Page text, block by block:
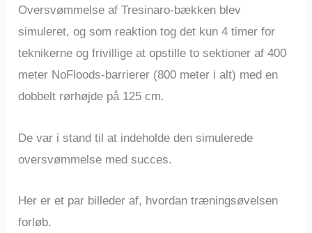
Oversvømmelse af Tresinaro-bækken blev
simuleret, og som reaktion tog det kun 4 timer for
teknikerne og frivillige at opstille to sektioner af 400
meter NoFloods-barrierer (800 meter i alt) med en
dobbelt rørhøjde på 125 cm.
De var i stand til at indeholde den simulerede
oversvømmelse med succes.
Her er et par billeder af, hvordan træningsøvelsen
forløb.